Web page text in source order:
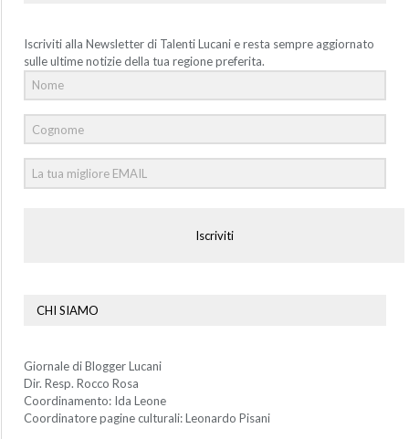
Iscriviti alla Newsletter di Talenti Lucani e resta sempre aggiornato
sulle ultime notizie della tua regione preferita.
Iscriviti
CHI SIAMO
Giornale di Blogger Lucani
Dir. Resp. Rocco Rosa
Coordinamento: Ida Leone
Coordinatore pagine culturali: Leonardo Pisani